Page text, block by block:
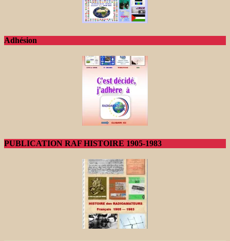
Adhésion
PUBLICATION RAF HISTOIRE 1905-1983